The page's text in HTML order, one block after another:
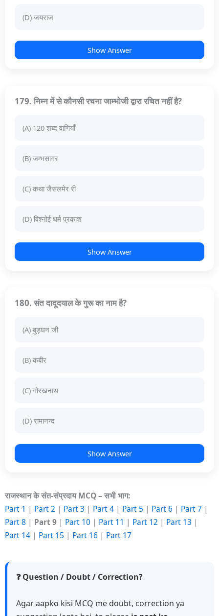
(D) जयराज
Show Answer
179. निम्न में से कौनसी रचना जाम्भोजी द्वारा रचित नहीं है?
(A) 120 शब्द वाणियाँ
(B) जम्भसागर
(C) कथा जैसलमेर री
(D) विश्नोई धर्म प्रकाश
Show Answer
180. संत दादूदयाल के गुरू का नाम है?
(A) बुड़धन जी
(B) कबीर
(C) गोरखनाथ
(D) रामानन्द
Show Answer
राजस्थान के संत-संप्रदाय MCQ – सभी भाग:
Part 1 | Part 2 | Part 3 | Part 4 | Part 5 | Part 6 | Part 7 |
Part 8 | Part 9 | Part 10 | Part 11 | Part 12 | Part 13 |
Part 14 | Part 15 | Part 16 | Part 17
❓ Question / Doubt / Correction?
Agar aapko kisi MCQ me doubt, correction ya